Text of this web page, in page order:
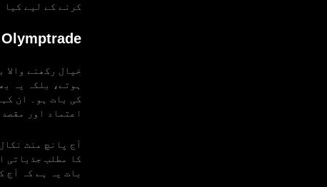
کرنے کے لیے کیا
Olymptrade کے لیے اہمیت
ہوتے، بلکہ یہ
کی بات ہو۔ ان
اعتماد اور
آج پانچ منٹ
کا مطلب جذباتی
بات یہ ہے کہ آج